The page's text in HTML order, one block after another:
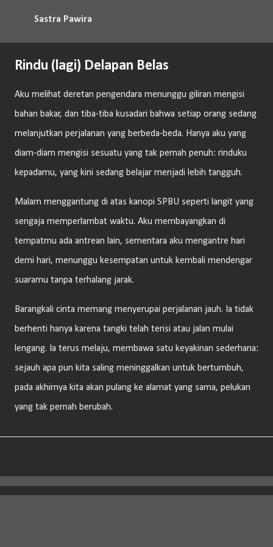
Langsung ke konten utama
Sastra Pawira
Rindu (lagi) Delapan Belas
Aku melihat deretan pengendara menunggu giliran mengisi
bahan bakar, dan tiba-tiba kusadari bahwa setiap orang sedang
melanjutkan perjalanan yang berbeda-beda. Hanya aku yang
diam-diam mengisi sesuatu yang tak pernah penuh: rinduku
kepadamu, yang kini sedang belajar menjadi lebih tangguh.
Malam menggantung di atas kanopi SPBU seperti langit yang
sengaja memperlambat waktu. Aku membayangkan di
tempatmu ada antrean lain, sementara aku mengantre hari
demi hari, menunggu kesempatan untuk kembali mendengar
suaramu tanpa terhalang jarak.
Barangkali cinta memang menyerupai perjalanan jauh. Ia tidak
berhenti hanya karena tangki telah terisi atau jalan mulai
lengang. Ia terus melaju, membawa satu keyakinan sederhana:
sejauh apa pun kita saling meninggalkan untuk bertumbuh,
pada akhirnya kita akan pulang ke alamat yang sama, pelukan
yang tak pernah berubah.